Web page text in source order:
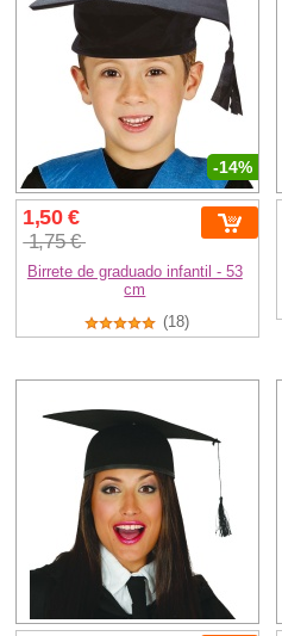
-14%
1,50 €
1,75 €
Birrete de graduado infantil - 53
cm
(18)